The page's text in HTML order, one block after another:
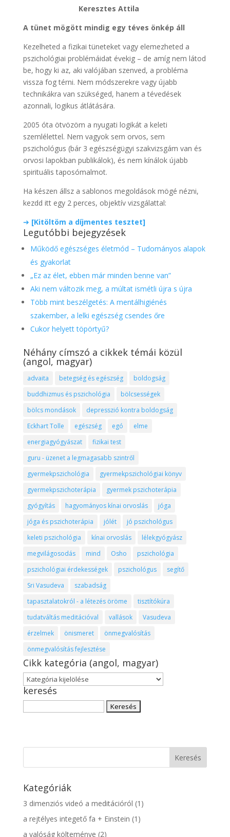
Keresztes Attila
A tünet mögött mindig egy téves önkép áll
Kezelheted a fizikai tüneteket vagy elemezheted a
pszichológiai problémáidat évekig – de amíg nem látod
be, hogy ki az, aki valójában szenved, a probléma
vissza fog térni. Nem módszerekre vagy újabb
technikákra van szükséged, hanem a tévedések
azonnali, logikus átlátására.
2005 óta ötvözöm a nyugati logikát a keleti
szemlélettel. Nem vagyok sem orvos, sem
pszichológus (bár 3 egészségügyi szakvizsgám van és
orvosi lapokban publikálok), és nem kínálok újabb
spirituális taposómalmot.
Ha készen állsz a sablonos megoldások mögé nézni,
kezdd itt egy 2 perces, objektív vizsgálattal:
➔ [Kitöltöm a díjmentes tesztet]
Legutóbbi bejegyzések
Működő egészséges életmód – Tudományos alapok
és gyakorlat
„Ez az élet, ebben már minden benne van”
Aki nem változik meg, a múltat ismétli újra s újra
Több mint beszélgetés: A mentálhigiénés
szakember, a lelki egészség csendes őre
Cukor helyett töpörtyű?
Néhány címszó a cikkek témái közül
(angol, magyar)
advaita betegség és egészség
boldogság
buddhizmus és pszichológia
bölcsességek
bölcs mondások
depresszió kontra boldogság
Eckhart Tolle
egészség egó
elme
energiagyógyászat
fizikai test
guru - üzenet a legmagasabb szintről
gyermekpszichológia
gyermekpszichológiai könyv
gyermekpszichoterápia
gyermek pszichoterápia
gyógyítás
hagyományos kínai orvoslás
jóga
jóga és pszichoterápia
jólét
jó pszichológus
keleti pszichológia
kínai orvoslás
lélekgyógyász
megvilágosodás
mind Osho
pszichológia
pszichológiai érdekességek
pszichológus
segítő
Sri Vasudeva
szabadság
tapasztalatokról - a létezés öröme
tisztítókúra
tudatváltás meditációval
vallások
Vasudeva
érzelmek
önismeret
önmegvalósítás
önmegvalósítás fejlesztése
Cikk kategória (angol, magyar)
Cikk
kategória
(angol,
magyar)
keresés
Kategóriák
3 dimenziós videó a meditációról (1)
a rejtélyes integető fa + Einstein (1)
a valóság költeménye (2)